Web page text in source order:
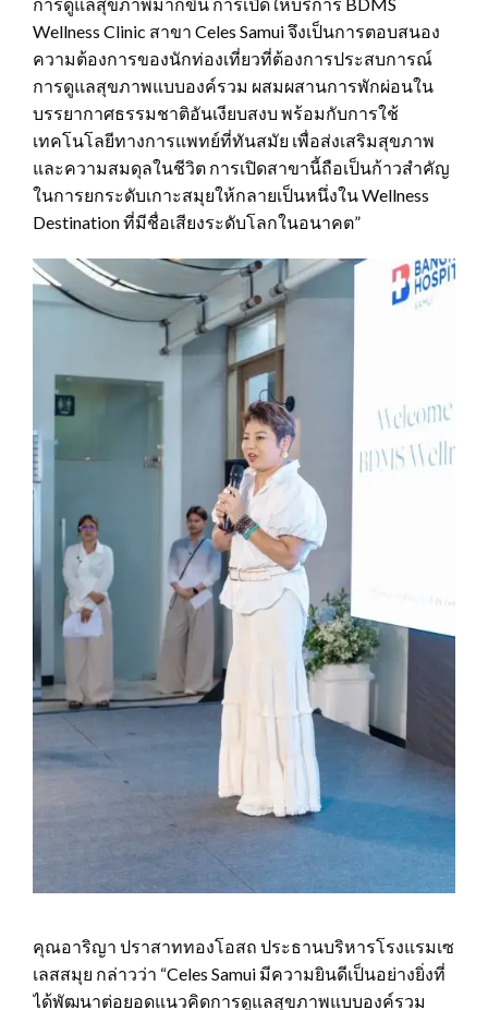
Wellness Clinic สาขา Celes Samui จึงเป็นการตอบสนอง
ความต้องการของนักท่องเที่ยวที่ต้องการประสบการณ์
การดูแลสุขภาพแบบองค์รวม ผสมผสานการพักผ่อนใน
บรรยากาศธรรมชาติอันเงียบสงบ พร้อมกับการใช้
เทคโนโลยีทางการแพทย์ที่ทันสมัย เพื่อส่งเสริมสุขภาพ
และความสมดุลในชีวิต การเปิดสาขานี้ถือเป็นก้าวสำคัญ
ในการยกระดับเกาะสมุยให้กลายเป็นหนึ่งใน Wellness
Destination ที่มีชื่อเสียงระดับโลกในอนาคต”
คุณอาริญา ปราสาททองโอสถ ประธานบริหารโรงแรมเซ
เลสสมุย กล่าวว่า “Celes Samui มีความยินดีเป็นอย่างยิ่งที่
ได้พัฒนาต่อยอดแนวคิดการดูแลสุขภาพแบบองค์รวม